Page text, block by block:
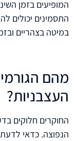
המופיעים בזמן
התסמינים יכולים
במיטה בצהריים
מהם
העצבניות?
החוקרים חלוקים
הנפוצה. כדאי